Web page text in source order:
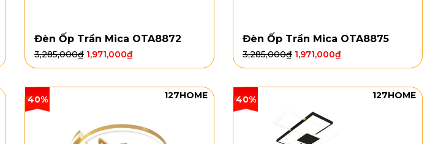
Đèn Ốp Trần Mica OTA8872
3,285,000₫ 1,971,000₫
Đèn Ốp Trần Mica OTA8875
3,285,000₫ 1,971,000₫
40% 127HOME 40% 127HOME